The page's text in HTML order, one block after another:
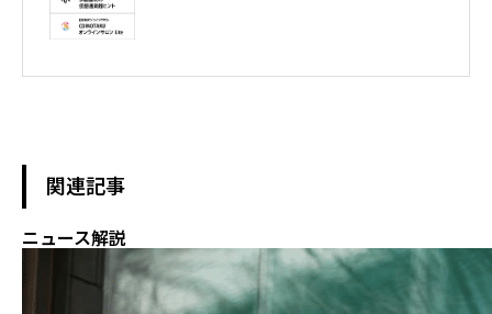
テレビ東京WBS出演　テレビ東京モーニングサテライト出演
他各メディア取材、出演
関連記事
ニュース解説